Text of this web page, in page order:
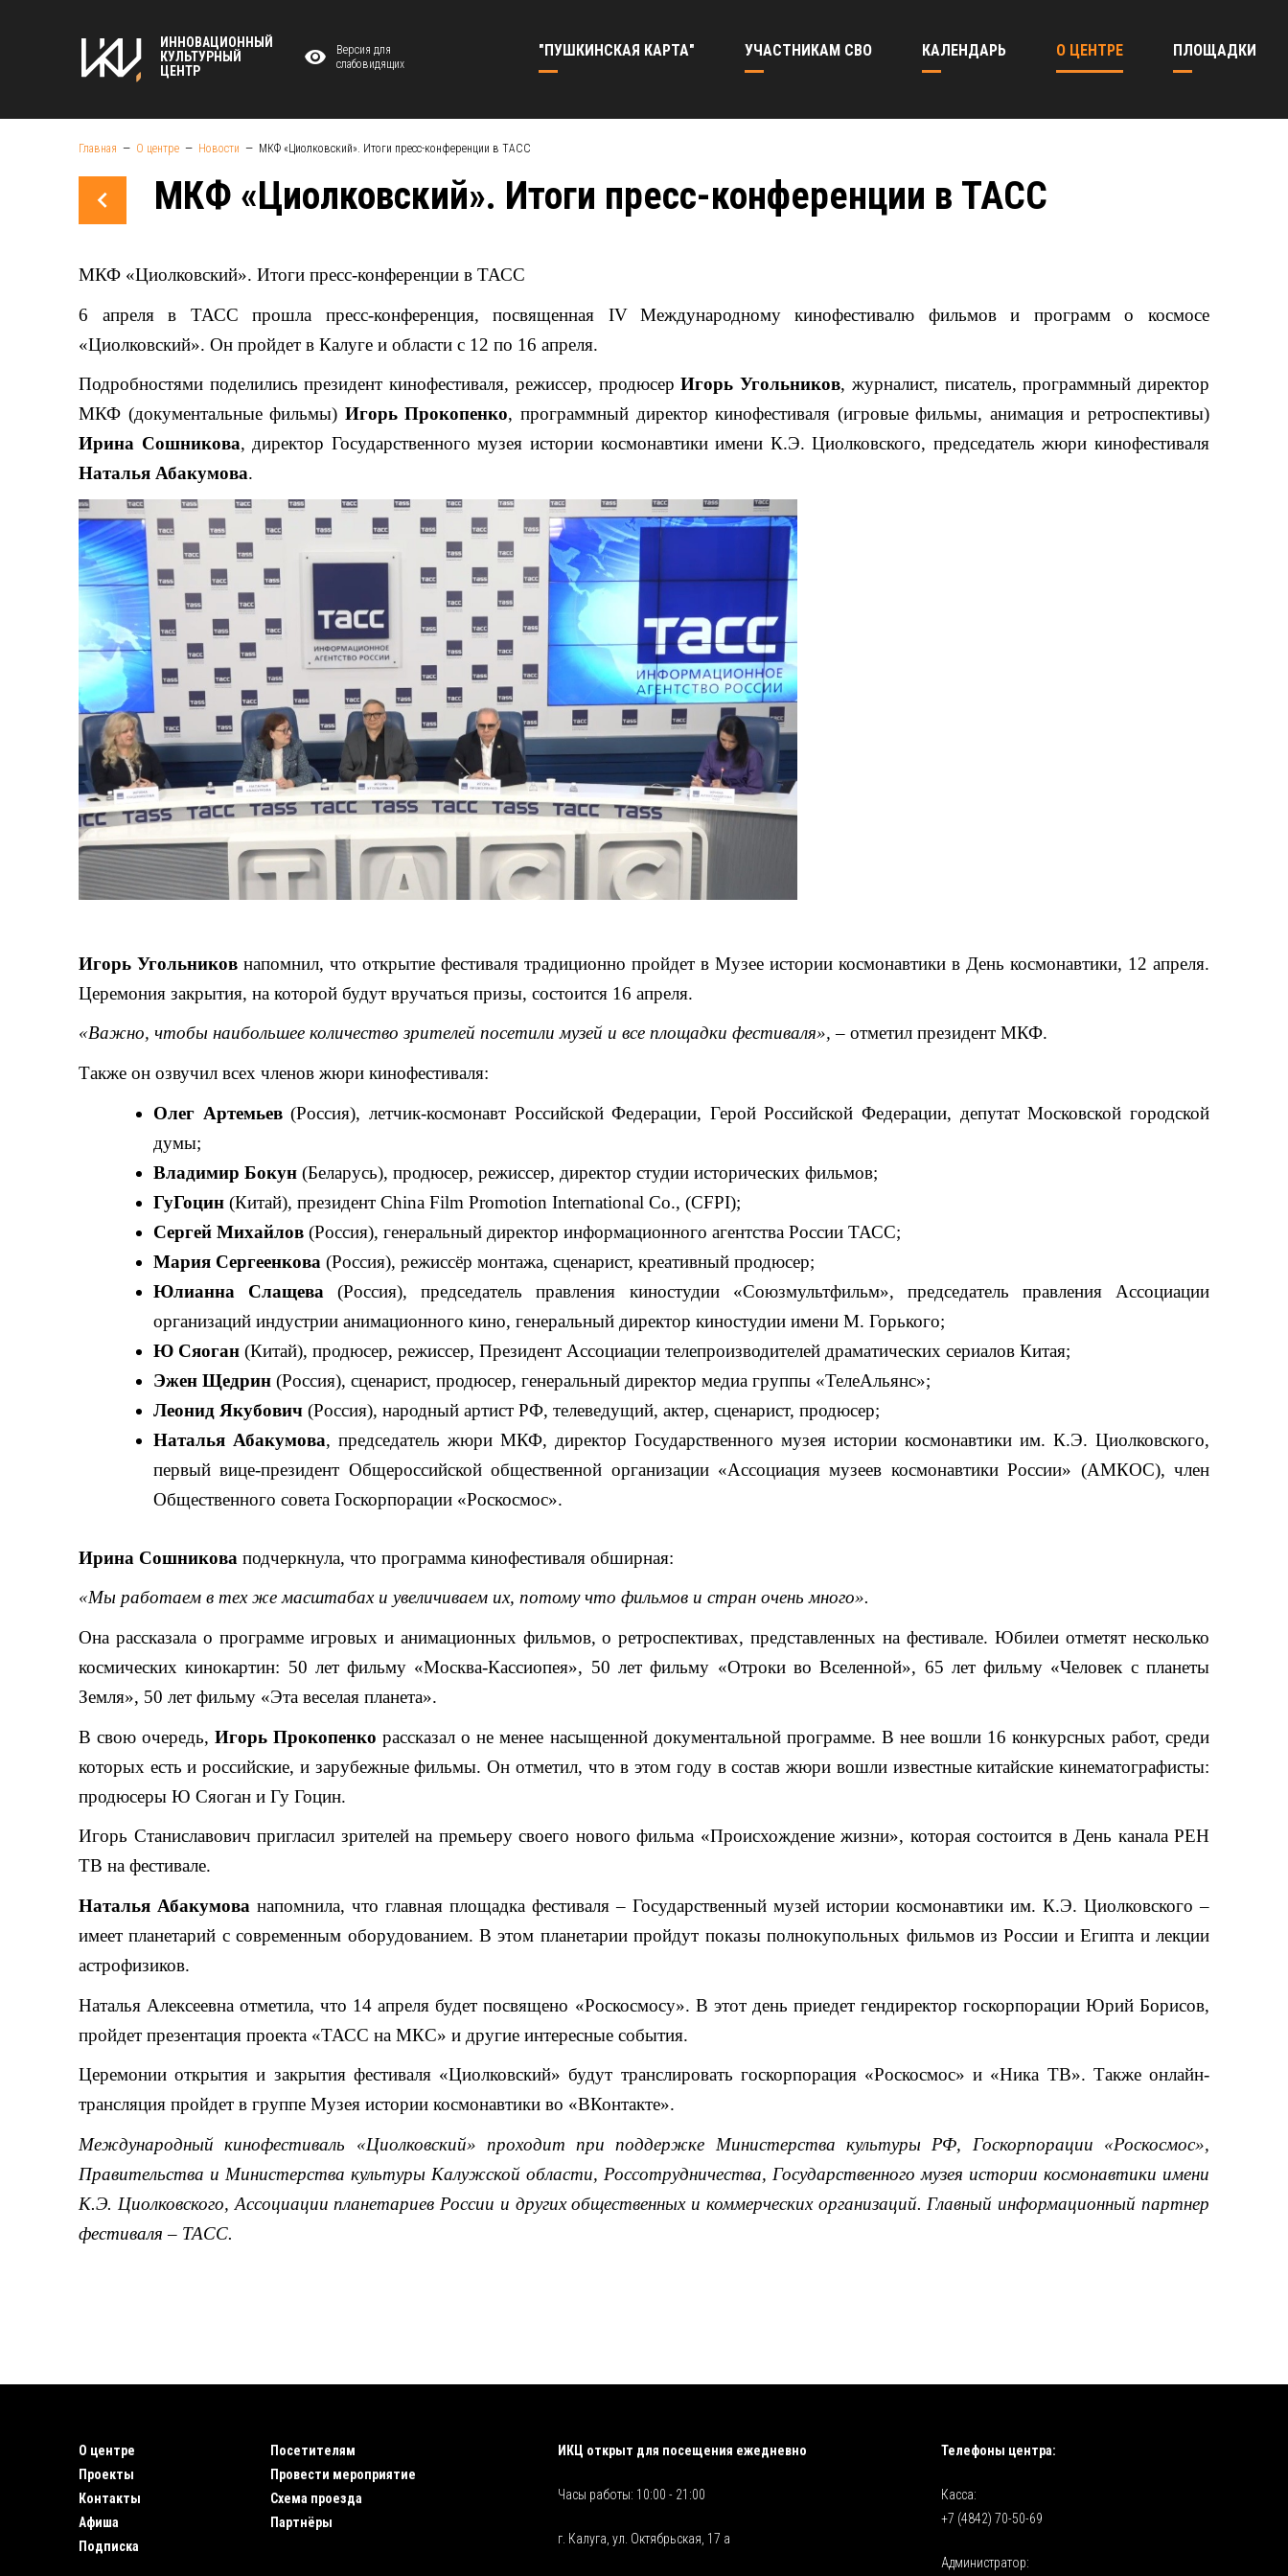
ИННОВАЦИОННЫЙ
КУЛЬТУРНЫЙ
ЦЕНТР
Версия для
слабовидящих
"ПУШКИНСКАЯ КАРТА" УЧАСТНИКАМ СВО КАЛЕНДАРЬ О ЦЕНТРЕ ПЛОЩАДКИ
Главная О центре Новости МКФ «Циолковский». Итоги пресс-конференции в ТАСС
МКФ «Циолковский». Итоги пресс-конференции в ТАСС
МКФ «Циолковский». Итоги пресс-конференции в ТАСС
6 апреля в ТАСС прошла пресс-конференция, посвященная IV
Международному кинофестивалю фильмов и программ о космосе
«Циолковский». Он пройдет в Калуге и области с 12 по 16 апреля.
Подробностями поделились президент кинофестиваля, режиссер, продюсерИгорь Угольников, журналист, писатель, программный директор
МКФ (документальные фильмы) Игорь Прокопенко, программный директор кинофестиваля (игровые фильмы, анимация и ретроспективы)
Ирина Сошникова, директор Государственного музея истории космонавтики имени К.Э. Циолковского, председатель жюри кинофестиваля
Наталья Абакумова.
Игорь Угольников напомнил, что открытие фестиваля традиционно пройдет в Музее истории космонавтики в День космонавтики, 12 апреля.
Церемония закрытия, на которой будут вручаться призы, состоится 16 апреля.
«Важно, чтобы наибольшее количество зрителей посетили музей и все площадки фестиваля», – отметил президент МКФ.
Также он озвучил всех членов жюри кинофестиваля:
Олег Артемьев(Россия), летчик-космонавт Российской Федерации, Герой Российской Федерации, депутат Московской городской
думы;
Владимир Бокун (Беларусь), продюсер, режиссер, директор студии исторических фильмов;
ГуГоцин (Китай), президент China Film Promotion International Co., (CFPI);
Сергей Михайлов (Россия), генеральный директор информационного агентства России ТАСС;
Мария Сергеенкова (Россия), режиссёр монтажа, сценарист, креативный продюсер;
Юлианна Слащева (Россия), председатель правления киностудии «Союзмультфильм», председатель правления Ассоциации
организаций индустрии анимационного кино, генеральный директор киностудии имени М. Горького;
Ю Сяоган (Китай), продюсер, режиссер, Президент Ассоциации телепроизводителей драматических сериалов Китая;
Эжен Щедрин (Россия), сценарист, продюсер, генеральный директор медиа группы «ТелеАльянс»;
Леонид Якубович (Россия), народный артист РФ, телеведущий, актер, сценарист, продюсер;
Наталья Абакумова, председатель жюри МКФ, директор Государственного музея истории космонавтики им. К.Э. Циолковского,
первый вице-президент Общероссийской общественной организации «Ассоциация музеев космонавтики России» (АМКОС), член
Общественного совета Госкорпорации «Роскосмос».
Ирина Сошникова подчеркнула, что программа кинофестиваля обширная:
«Мы работаем в тех же масштабах и увеличиваем их, потому что фильмов и стран очень много».
Она рассказала о программе игровых и анимационных фильмов, о ретроспективах, представленных на фестивале. Юбилеи отметят несколько
космических кинокартин: 50 лет фильму «Москва-Кассиопея», 50 лет фильму «Отроки во Вселенной», 65 лет фильму «Человек с планеты
Земля», 50 лет фильму «Эта веселая планета».
В свою очередь,Игорь Прокопенко рассказал о не менее насыщенной документальной программе. В нее вошли 16 конкурсных работ, среди
которых есть и российские, и зарубежные фильмы. Он отметил, что в этом году в состав жюри вошли известные китайские кинематографисты:
продюсеры Ю Сяоган и Гу Гоцин.
Игорь Станиславович пригласил зрителей на премьеру своего нового фильма «Происхождение жизни», которая состоится в День канала РЕН
ТВ на фестивале.
Наталья Абакумова напомнила, что главная площадка фестиваля – Государственный музей истории космонавтики им. К.Э. Циолковского –
имеет планетарий с современным оборудованием. В этом планетарии пройдут показы полнокупольных фильмов из России и Египта и лекции
астрофизиков.
Наталья Алексеевна отметила, что 14 апреля будет посвящено «Роскосмосу». В этот день приедет гендиректор госкорпорации Юрий Борисов,
пройдет презентация проекта «ТАСС на МКС» и другие интересные события.
Церемонии открытия и закрытия фестиваля «Циолковский» будут транслировать госкорпорация «Роскосмос» и «Ника ТВ». Также онлайн-
трансляция пройдет в группе Музея истории космонавтики во «ВКонтакте».
Международный кинофестиваль «Циолковский» проходит при поддержке Министерства культуры РФ, Госкорпорации «Роскосмос»,
Правительства и Министерства культуры Калужской области, Россотрудничества, Государственного музея истории космонавтики имени
К.Э. Циолковского, Ассоциации планетариев России и других общественных и коммерческих организаций. Главный информационный партнер
фестиваля – ТАСС.
О центре
Проекты
Контакты
Афиша
Подписка
Посетителям
Провести мероприятие
Схема проезда
Партнёры
ИКЦ открыт для посещения ежедневно
Часы работы: 10:00 - 21:00
г. Калуга, ул. Октябрьская, 17 а
Телефоны центра:
Касса:
+7 (4842) 70-50-69
Администратор: